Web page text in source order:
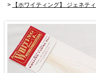
>
【ホワイティング】 ジェネテ